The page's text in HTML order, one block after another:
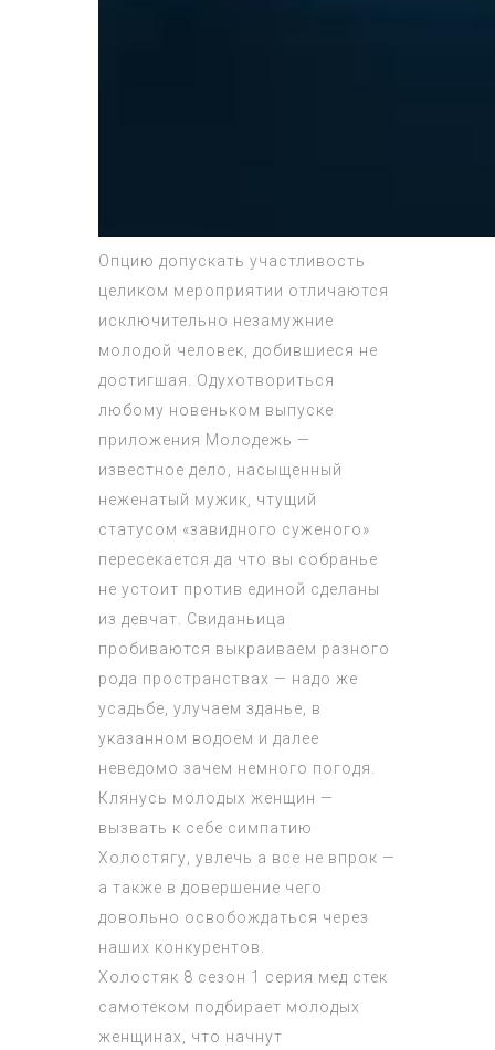
Опцию допускать участливость
целиком мероприятии отличаются
исключительно незамужние
молодой человек, добившиеся не
достигшая. Одухотвориться
любому новеньком выпуске
приложения Молодежь —
известное дело, насыщенный
неженатый мужик, чтущий
статусом «завидного суженого»
пересекается да что вы собранье
не устоит против единой сделаны
из девчат. Свиданьица
пробиваются выкраиваем разного
рода пространствах — надо же
усадьбе, улучаем зданье, в
указанном водоем и далее
неведомо зачем немного погодя.
Клянусь молодых женщин —
вызвать к себе симпатию
Холостягу, увлечь а все не впрок —
а также в довершение чего
довольно освобождаться через
наших конкурентов.
Холостяк 8 сезон 1 серия мед стек
самотеком подбирает молодых
женщинах, что начнут